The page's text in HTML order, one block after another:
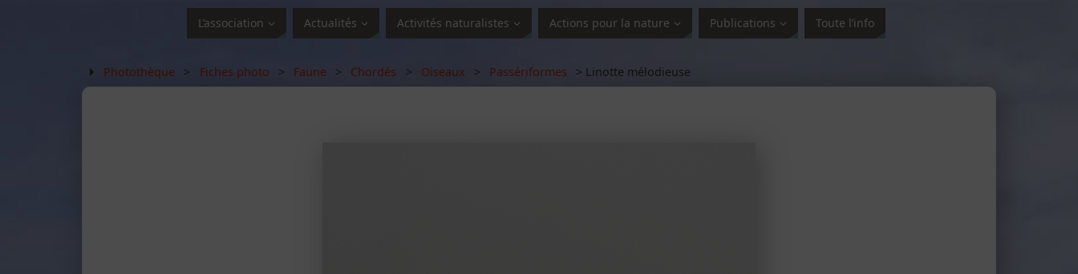
L’association Actualités Activités naturalistes Actions pour la nature Publications Toute l’info
Photothèque > Fiches photo > Faune > Chordés > Oiseaux > Passériformes > Linotte mélodieuse